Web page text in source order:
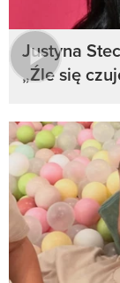
Justyna
„Źle się